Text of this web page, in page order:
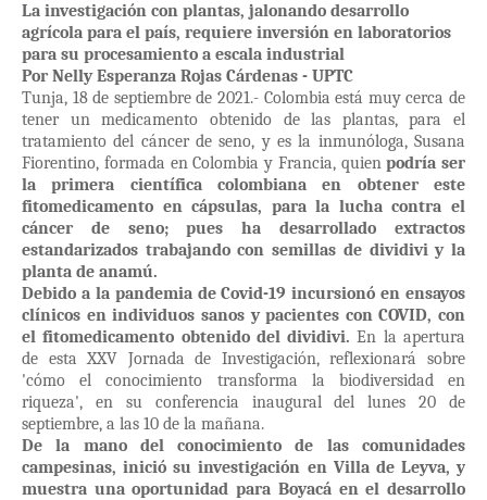
La investigación con plantas, jalonando desarrollo
agrícola para el país, requiere inversión en laboratorios
para su procesamiento a escala industrial
Por Nelly Esperanza Rojas Cárdenas - UPTC
Tunja, 18 de septiembre de 2021.- Colombia está muy cerca de
tener un medicamento obtenido de las plantas, para el
tratamiento del cáncer de seno, y es la inmunóloga, Susana
Fiorentino, formada en Colombia y Francia, quienpodría ser
la primera científica colombiana en obtener este
fitomedicamento en cápsulas, para la lucha contra el
cáncer de seno; pues ha desarrollado extractos
estandarizados trabajando con semillas de dividivi y la
planta de anamú.
Debido a la pandemia de Covid-19 incursionó en ensayos
clínicos en individuos sanos y pacientes con COVID, con
el fitomedicamento obtenido del dividivi.En la apertura
de esta XXV Jornada de Investigación, reflexionará sobre
'cómo el conocimiento transforma la biodiversidad en
riqueza', en su conferencia inaugural del lunes 20 de
septiembre, a las 10 de la mañana.
De la mano del conocimiento de las comunidades
campesinas, inició su investigación en Villa de Leyva, y
muestra una oportunidad para Boyacá en el desarrollo